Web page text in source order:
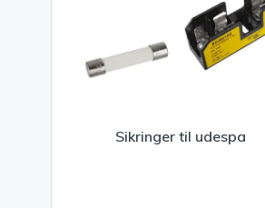
Sikringer til udespa